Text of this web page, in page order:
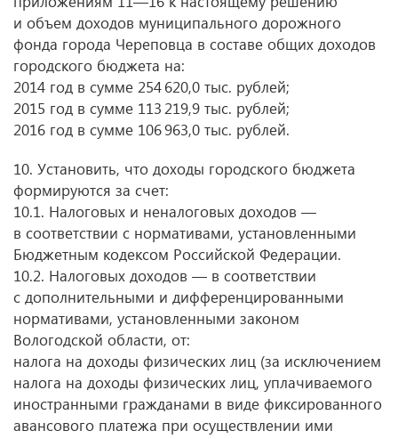
и объем доходов муниципального дорожного
фонда города Череповца в составе общих доходов
городского бюджета на:
2014 год в сумме 254 620,0 тыс. рублей;
2015 год в сумме 113 219,9 тыс. рублей;
2016 год в сумме 106 963,0 тыс. рублей.
10. Установить, что доходы городского бюджета
формируются за счет:
10.1. Налоговых и неналоговых доходов —
в соответствии с нормативами, установленными
Бюджетным кодексом Российской Федерации.
10.2. Налоговых доходов — в соответствии
с дополнительными и дифференцированными
нормативами, установленными законом
Вологодской области, от:
налога на доходы физических лиц (за исключением
налога на доходы физических лиц, уплачиваемого
иностранными гражданами в виде фиксированного
авансового платежа при осуществлении ими